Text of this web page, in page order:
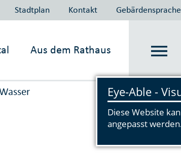
Stadtplan Kontakt Gebärdensprache
Aus dem Rathaus
Vorlesen